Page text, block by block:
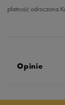
płatność odroczona
Opinie